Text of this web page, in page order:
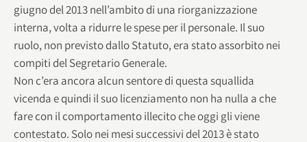
giugno del 2013 nell’ambito di una riorganizzazione
interna, volta a ridurre le spese per il personale. Il suo
ruolo, non previsto dallo Statuto, era stato assorbito nei
compiti del Segretario Generale.
Non c’era ancora alcun sentore di questa squallida
vicenda e quindi il suo licenziamento non ha nulla a che
fare con il comportamento illecito che oggi gli viene
contestato. Solo nei mesi successivi del 2013 è stato